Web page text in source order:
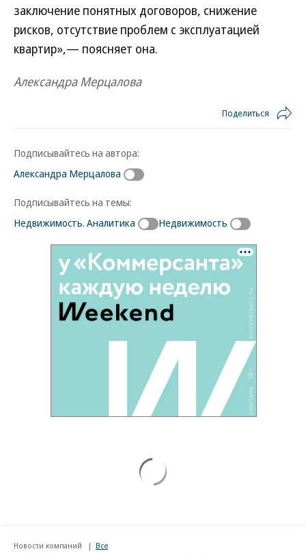
заключение понятных договоров, снижение
рисков, отсутствие проблем с эксплуатацией
квартир»,— поясняет она.
Александра Мерцалова
Поделиться
Подписывайтесь на автора:
Александра Мерцалова
Подписывайтесь на темы:
Недвижимость. Аналитика
Недвижимость
Новости компаний Все